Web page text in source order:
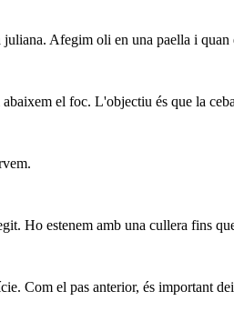
Afegim oli en una paella i
el foc. L'objectiu és que la
Ho estenem amb una cullera fins
Com el pas anterior, és important